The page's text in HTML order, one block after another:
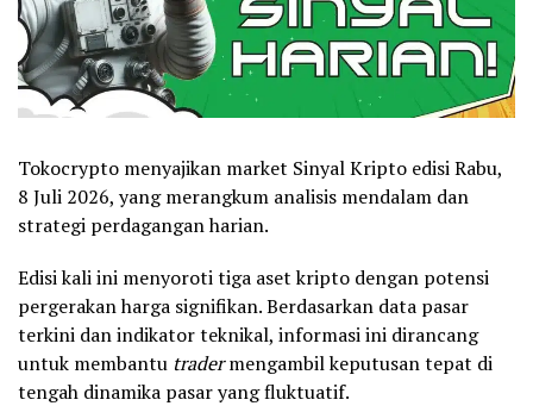
Tokocrypto menyajikan market Sinyal Kripto edisi Rabu,
8 Juli 2026, yang merangkum analisis mendalam dan
strategi perdagangan harian.
Edisi kali ini menyoroti tiga aset kripto dengan potensi
pergerakan harga signifikan. Berdasarkan data pasar
terkini dan indikator teknikal, informasi ini dirancang
untuk membantu tradermengambil keputusan tepat di
tengah dinamika pasar yang fluktuatif.